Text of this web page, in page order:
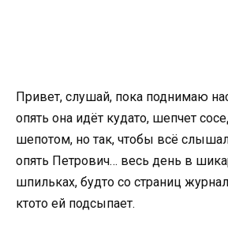
Привет, слушай, пока поднимаю
опять она идёт кудато, шепчет
шепотом, но так, чтобы всё
опять Петрович… весь день в
шпильках, будто со страниц
ктото ей подсыпает.